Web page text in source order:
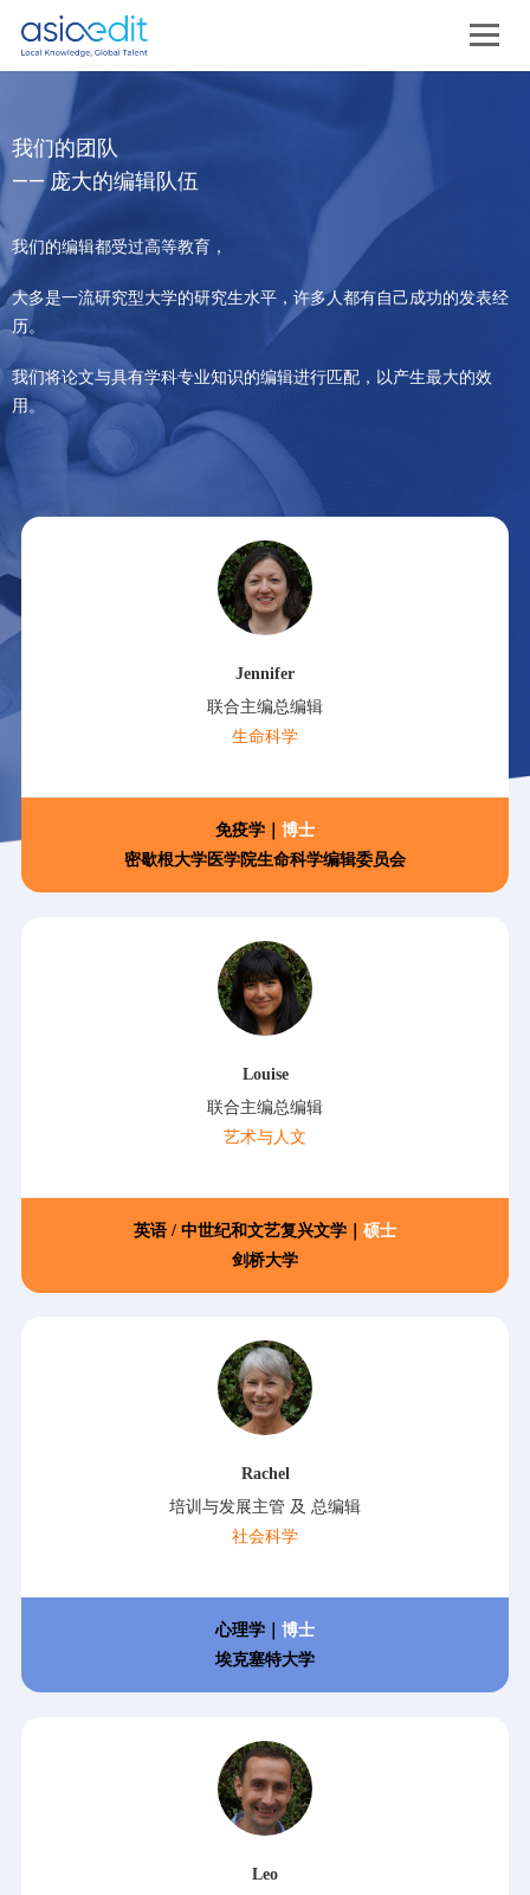
我们的团队
—— 庞大的编辑队伍
我们的编辑都受过高等教育，
大多是一流研究型大学的研究生水平，许多人都有自己成功的发表经
历。
我们将论文与具有学科专业知识的编辑进行匹配，以产生最大的效
用。
Jennifer
联合主编总编辑
生命科学
免疫学｜ 博士
密歇根大学医学院生命科学编辑委员会
Louise
联合主编总编辑
艺术与人文
英语 / 中世纪和文艺复兴文学｜ 硕士
剑桥大学
Rachel
培训与发展主管 及 总编辑
社会科学
心理学｜ 博士
埃克塞特大学
Leo